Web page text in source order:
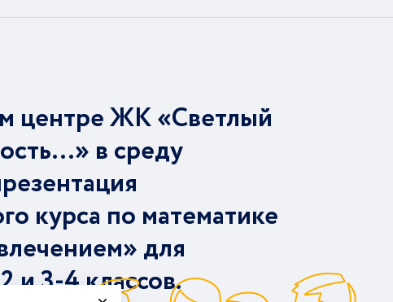
центре ЖК «Светлый
в среду
курса по математике
для
и 3-4 классов.